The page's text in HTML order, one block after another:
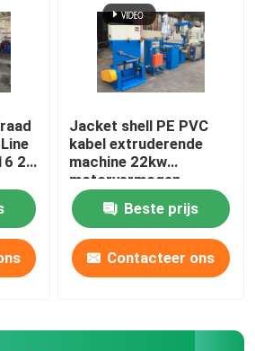
25
Jacket shell PE PVC
kabel extruderende
machine 22kw
motorvermogen
Beste prijs
Contacteer ons